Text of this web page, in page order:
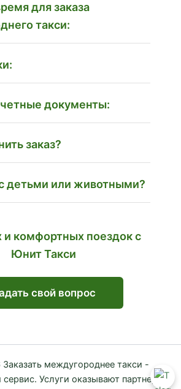
для заказа
такси:
документы:
заказ?
детьми или животными?
и комфортных поездок с
Юнит Такси
свой вопрос
междугороднее такси -
Услуги оказывают партнеры